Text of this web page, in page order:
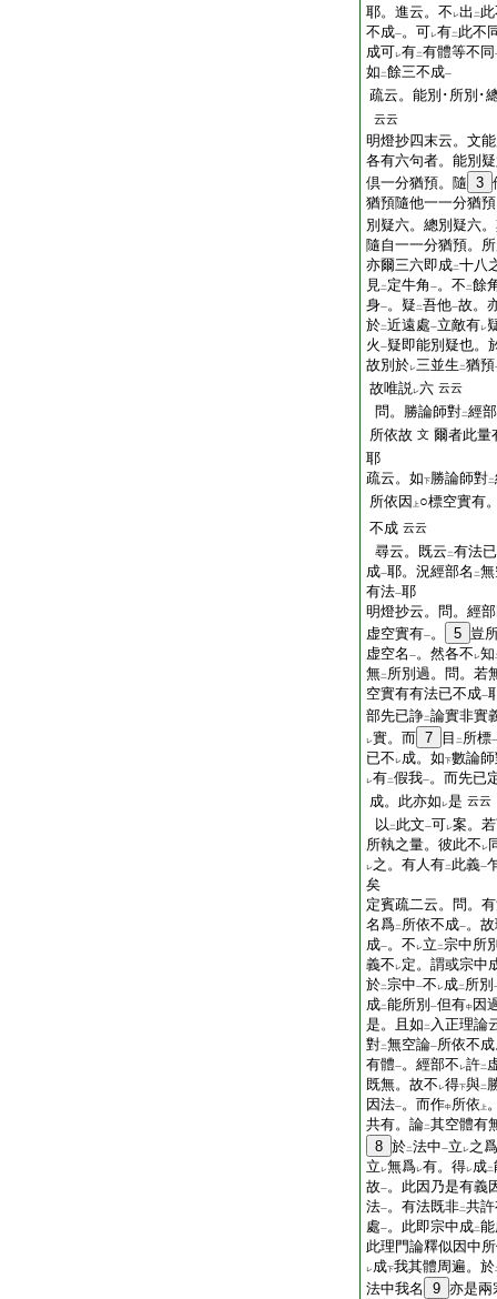
耶。進云。不 レ出 二
不成一。可レ有二 此不
成可レ有二有體等不同
如 二餘三不成一
疏云。能別･所別･
云云
明燈抄四末云。文
各有六句者。能別
倶一分猶預。隨 3
猶預隨他一一分猶
別疑六。總別疑六
隨自一一分猶預。
亦爾三六即成二十八
見二 定牛角 一。不 二餘
身一。疑 二吾他一故。
於二近遠處一立敵有レ
火 一疑即能別疑也。
故別於レ三並生 二猶預
故唯説レ六 云云
問。勝論師對二經部
所依故 文 爾者此量
耶
疏云。如下勝論師對二
所依因
上 ○標空實有
不成 云云
尋云。既云 二有法
成一耶。況經部名 二
有法一耶
明燈抄云。問。經
虚空實有一。 5 豈
虚空名 一。然各不 レ知
無二 所別過。問。若
空實有有法已不成一
部先已諍二論實非實
レ實。而 7 目 二 所標一
已不 レ成。如下數論
レ有二假我一。而先已
成。此亦如 レ是 云云
以 二 此文一可レ案。
所執之量。彼此不 レ
レ之。有人有二 此義一
矣
定賓疏二云。問。
名爲二 所依不成一。
成一。不 レ立 二宗中所
義不 レ定。謂或宗中
於二宗中一不 レ成二 所別
成二能所別 一但有中 因
是。且如 二 入正理論
對二無空論一所依不
有體一。經部不 レ許二
既無。故不 レ得下與二
因法一。而作中所依 上
共有。論二其空體有
8 於二法中一立 レ之爲
立 レ無爲レ有。得レ成二
故一。此因乃是有義
法一。有法既非二共
處一。此即宗中成二
此理門論釋似因中
レ成下我其體周遍。於
法中我名 9 亦是兩